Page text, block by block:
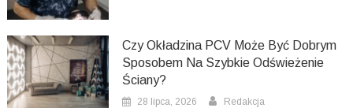
Czy Okładzina PCV Może Być Dobrym
Sposobem Na Szybkie Odświeżenie
Ściany?
28 lipca, 2026 Redakcja